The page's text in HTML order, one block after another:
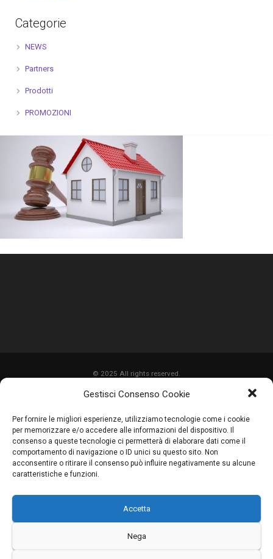
Gestisci Consenso Cookie
Per fornire le migliori esperienze, utilizziamo tecnologie come i cookie
per memorizzare e/o accedere alle informazioni del dispositivo. Il
consenso a queste tecnologie ci permetterà di elaborare dati come il
comportamento di navigazione o ID unici su questo sito. Non
acconsentire o ritirare il consenso può influire negativamente su alcune
caratteristiche e funzioni.
Accetta
Nega
Categorie
NEWS
Partners
Prodotti
PROMOZIONI
© 2025 All rights reserved.
CHI SIAMO
SERVIZI
LAVORI
PARTNER
CONTATTI